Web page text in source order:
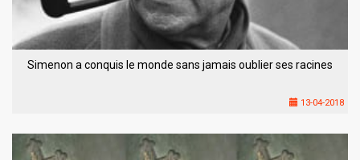
Simenon a conquis le monde sans jamais oublier ses racines
13-04-2018